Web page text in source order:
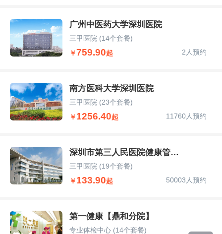
广州中医药大学深圳医院
三甲医院 (14个套餐)
￥759.90起 2人预约
南方医科大学深圳医院
三甲医院 (23个套餐)
￥1256.40起 11760人预约
深圳市第三人民医院健康管理部
三甲医院 (19个套餐)
￥133.90起 50003人预约
第一健康【鼎和分院】
专业体检中心 (14个套餐)